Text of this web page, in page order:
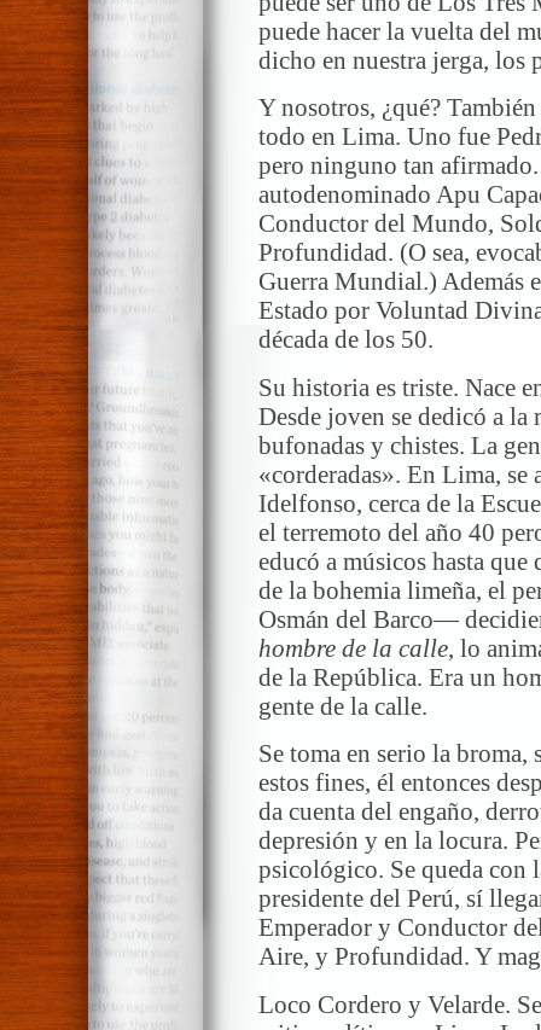
puede hacer la vuelta del
dicho en nuestra jerga, los
Y nosotros, ¿qué?
todo en Lima. Uno fue
pero ninguno tan
autodenominado Apu
Conductor del Mundo,
Profundidad. (O sea,
Guerra Mundial.) Además
Estado por Voluntad
década de los 50.
Su historia es triste. Nace
Desde joven se dedicó a la
bufonadas y chistes. La
«corderadas». En Lima, se
Idelfonso, cerca de la
el terremoto del año 40
educó a músicos hasta
de la bohemia limeña, el
Osmán del Barco—
hombre de la calle, lo
de la República. Era un
gente de la calle.
Se toma en serio la
estos fines, él entonces
da cuenta del engaño,
depresión y en la locura.
psicológico. Se queda con
presidente del Perú, sí
Emperador y Conductor
Aire, y Profundidad. Y
Loco Cordero y Velarde.